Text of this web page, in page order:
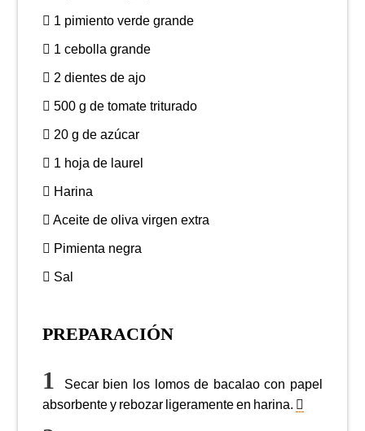
1 pimiento verde grande
1 cebolla grande
2 dientes de ajo
500 g de tomate triturado
20 g de azúcar
1 hoja de laurel
Harina
Aceite de oliva virgen extra
Pimienta negra
Sal
PREPARACIÓN
Secar bien los lomos de bacalao con papel
absorbente y rebozar ligeramente en harina.